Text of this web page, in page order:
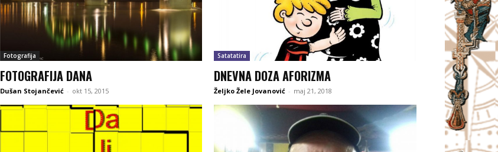
Fotografija
FOTOGRAFIJA DANA
Dušan Stojančević - okt 15, 2015
Satatatira
DNEVNA DOZA AFORIZMA
Željko Žele Jovanović - maj 21, 2018